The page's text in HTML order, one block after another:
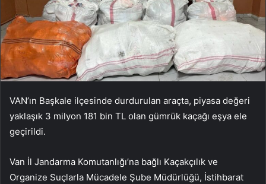
VAN’ın Başkale ilçesinde durdurulan araçta, piyasa değeri
yaklaşık 3 milyon 181 bin TL olan gümrük kaçağı eşya ele
geçirildi.
Van İl Jandarma Komutanlığı’na bağlı Kaçakçılık ve
Organize Suçlarla Mücadele Şube Müdürlüğü, İstihbarat